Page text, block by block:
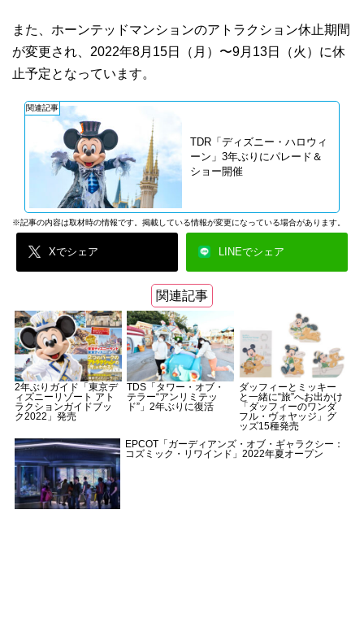
また、ホーンテッドマンションのアトラクション休止期間
が変更され、2022年8月15日（月）〜9月13日（火）に休
止予定となっています。
関連記事
TDR「ディズニー・ハロウィ
ーン」3年ぶりにパレード＆
ショー開催
※記事の内容は取材時の情報です。掲載している情報が変更になっている場合があります。
Xでシェア LINEでシェア
関連記事
2年ぶりガイド「東京デ
ィズニーリゾート アト
ラクションガイドブッ
ク2022」発売
TDS「タワー・オブ・
テラー“アンリミテッ
ド”」2年ぶりに復活
ダッフィーとミッキー
と一緒に“旅”へお出かけ
「ダッフィーのワンダ
フル・ヴォヤッジ」グ
ッズ15種発売
EPCOT「ガーディアンズ・オブ・ギャラクシー：
コズミック・リワインド」2022年夏オープン